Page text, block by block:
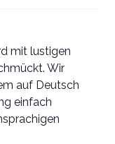
mit lustigen
Wir
auf Deutsch
einfach